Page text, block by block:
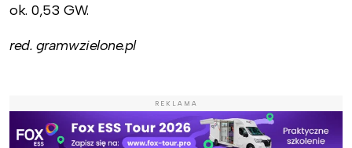
ok. 0,53 GW.
red. gramwzielone.pl
REKLAMA